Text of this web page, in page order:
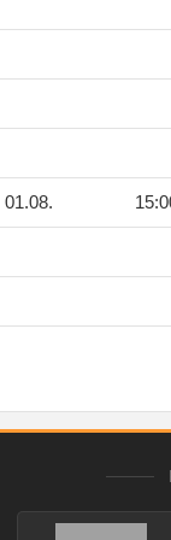
01.08.